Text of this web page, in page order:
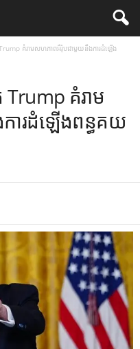
Trump គំរាមសហភាពអឺរ៉ុបជាមួយនឹងការដំឡើង
Trump គំរាម
រដំឡើងពន្ធគយ